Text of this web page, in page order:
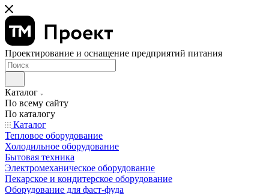
Проектирование и оснащение предприятий питания
Каталог
По всему сайту
По каталогу
Каталог
Тепловое оборудование
Холодильное оборудование
Бытовая техника
Электромеханическое оборудование
Пекарское и кондитерское оборудование
Оборудование для фаст-фуда